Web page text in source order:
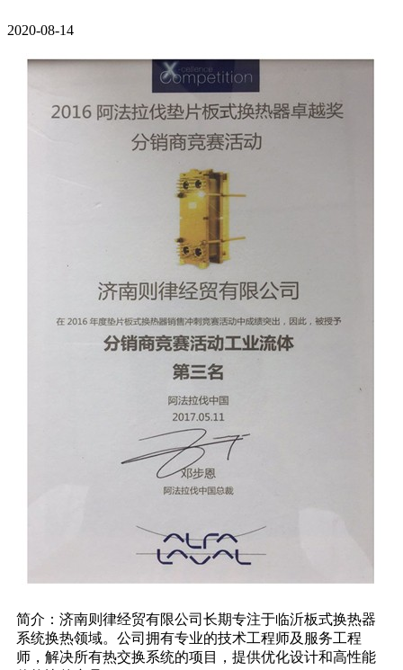
2020-08-14
简介：济南则律经贸有限公司长期专注于临沂板式换热器
系统换热领域。公司拥有专业的技术工程师及服务工程
师，解决所有热交换系统的项目，提供优化设计和高性能